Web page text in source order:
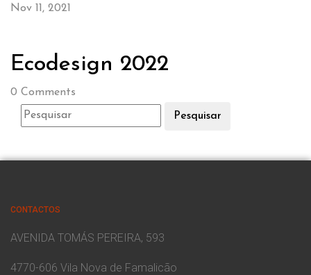
Nov 11, 2021
Ecodesign 2022
0 Comments
Pesquisar
CONTACTOS
AVENIDA TOMÁS PEREIRA, 593
4770-606 Vila Nova de Famalicão